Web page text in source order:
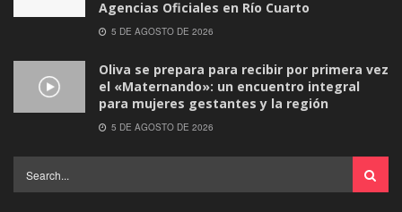
Agencias Oficiales en Río Cuarto
5 DE AGOSTO DE 2026
Oliva se prepara para recibir por primera vez
el «Maternando»: un encuentro integral
para mujeres gestantes y la región
5 DE AGOSTO DE 2026